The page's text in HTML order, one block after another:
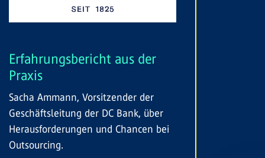
Erfahrungsbericht aus der
Praxis
Sacha Ammann, Vorsitzender der
Geschäftsleitung der DC Bank, über
Herausforderungen und Chancen bei
Outsourcing.